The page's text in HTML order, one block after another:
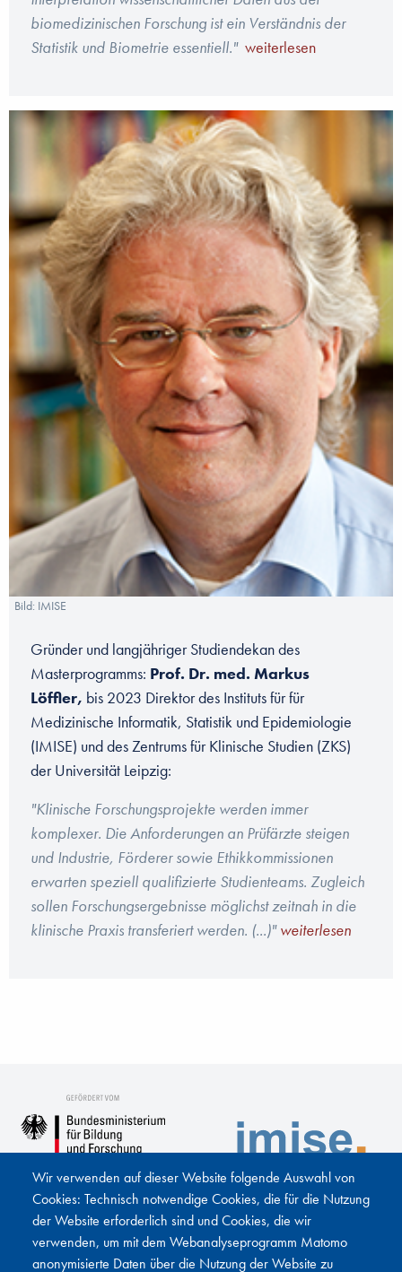
Wir verwenden auf dieser Website folgende Auswahl von
Cookies: Technisch notwendige Cookies, die für die Nutzung
der Website erforderlich sind und Cookies, die wir
verwenden, um mit dem Webanalyseprogramm Matomo
anonymisierte Daten über die Nutzung der Website zu
biomedizinischen Forschung ist ein Verständnis der
Statistik und Biometrie essentiell." weiterlesen
Bild: IMISE
Gründer und langjähriger Studiendekan des
Masterprogramms: Prof. Dr. med. Markus
Löffler, bis 2023 Direktor des Instituts für für
Medizinische Informatik, Statistik und Epidemiologie
(IMISE) und des Zentrums für Klinische Studien (ZKS)
der Universität Leipzig:
"Klinische Forschungsprojekte werden immer
komplexer. Die Anforderungen an Prüfärzte steigen
und Industrie, Förderer sowie Ethikkommissionen
erwarten speziell qualifizierte Studienteams. Zugleich
sollen Forschungsergebnisse möglichst zeitnah in die
klinische Praxis transferiert werden. (...)"weiterlesen